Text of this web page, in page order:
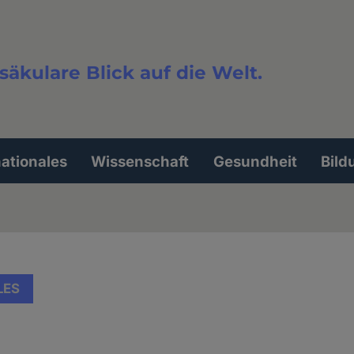
Blick auf die Welt.
Wissenschaft Gesundheit